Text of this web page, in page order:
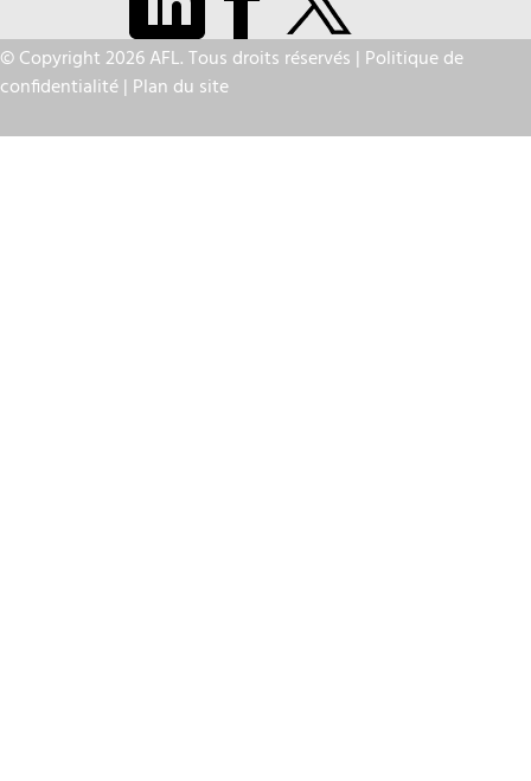
© Copyright 2026 AFL. Tous droits réservés | Politique de
confidentialité| Plan du site